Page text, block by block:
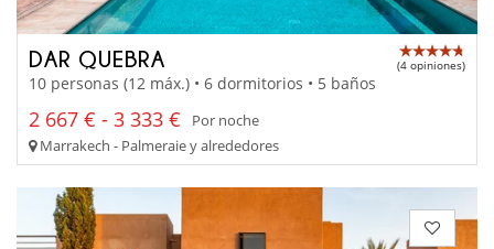
DAR QUEBRA (4 opiniones)
10 personas (12 máx.) • 6 dormitorios • 5 baños
2 667 € - 3 333 €
Por noche
Marrakech - Palmeraie y alrededores